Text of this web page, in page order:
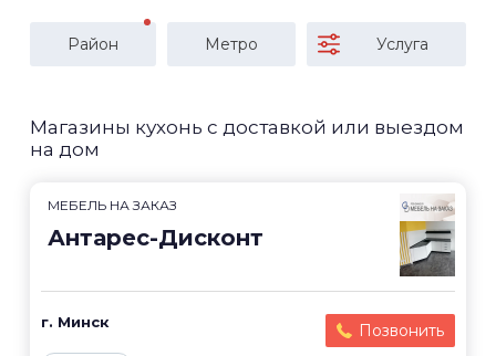
Район Метро Услуга
Магазины кухонь с доставкой или выездом
на дом
МЕБЕЛЬ НА ЗАКАЗ
Антарес-Дисконт
г. Минск Позвонить